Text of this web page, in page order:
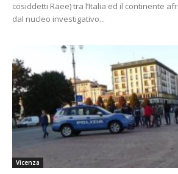
cosiddetti Raee) tra l’Italia ed il continente
dal nucleo investigativo...
Vicenza